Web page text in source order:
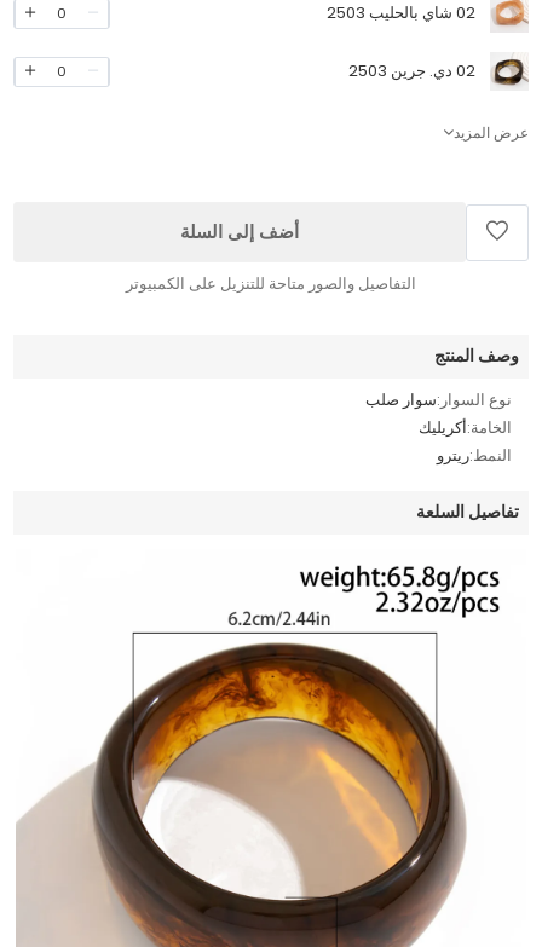
02 شاي بالحليب 2503 0
02 دي. جرين 2503 0
عرض المزيد
أضف إلى السلة
التفاصيل والصور متاحة للتنزيل على الكمبيوتر
وصف المنتج
نوع السوار:سوار صلب
الخامة:أكريليك
النمط:ريترو
تفاصيل السلعة